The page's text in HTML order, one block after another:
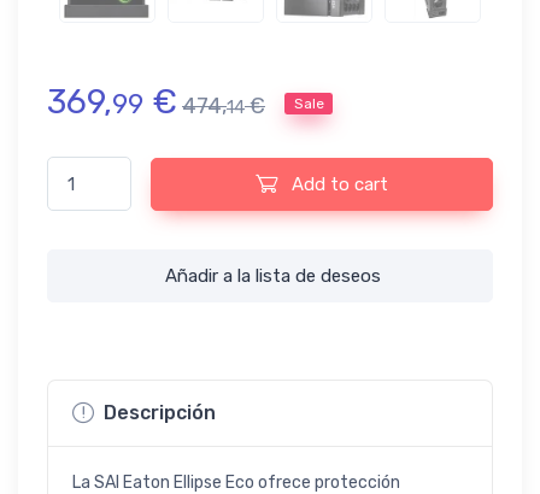
369,99 € 474,14 € Sale
SAI Eaton Ellipse Eco 1600 USB DIN - 1600 VA con
Add to cart
Añadir a la lista de deseos
Descripción
La SAI Eaton Ellipse Eco ofrece protección